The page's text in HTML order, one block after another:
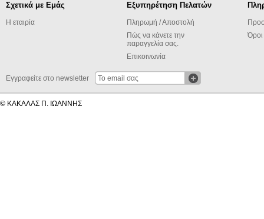
Σχετικά με Εμάς
Η εταιρία
Εξυπηρέτηση Πελατών
Πληρωμή / Αποστολή
Πώς να κάνετε την
παραγγελία σας.
Επικοινωνία
Εγγραφείτε στο newsletter
© ΚΑΚΑΛΑΣ Π. ΙΩΑΝΝΗΣ